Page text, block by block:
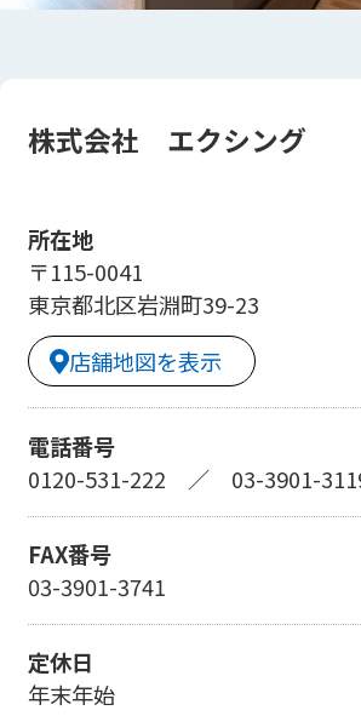
株式会社 エクシング
所在地
〒115-0041
東京都北区岩淵町39-23
店舗地図を表示
電話番号
0120-531-222 ／ 03-3901-
FAX番号
03-3901-3741
定休日
年末年始